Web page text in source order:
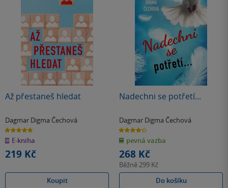
Až přestaneš hledat
Dagmar Digma Čechová
4.7
z
5
hvězdiček
E-kniha
219 Kč
Koupit
Nadechni se potřetí...
Dagmar Digma Čechová
4.3
z
5
hvězdiček
pevná vazba
268 Kč
Běžně299 Kč
Do košíku